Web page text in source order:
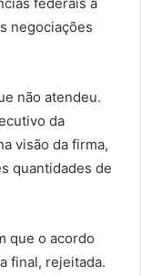
federais a
negociações
não atendeu.
da
visão da firma,
quantidades de
que o acordo
final, rejeitada.